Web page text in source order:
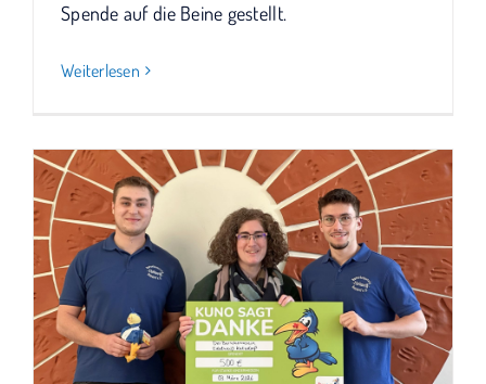
Spende auf die Beine gestellt.
Weiterlesen